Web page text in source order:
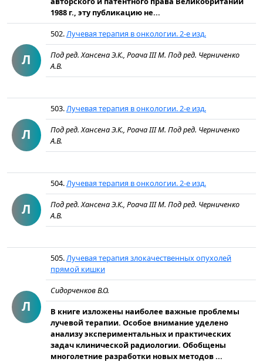
1988 г., эту публикацию не...
Л
502.Лучевая терапия в онкологии. 2-е изд.
Под ред. Хансена Э.К., Роача III М. Под ред. Черниченко
А.В.
Л
503.Лучевая терапия в онкологии. 2-е изд.
Под ред. Хансена Э.К., Роача III М. Под ред. Черниченко
А.В.
Л
504.Лучевая терапия в онкологии. 2-е изд.
Под ред. Хансена Э.К., Роача III М. Под ред. Черниченко
А.В.
Л
505.Лучевая терапия злокачественных опухолей
прямой кишки
Сидорченков В.О.
В книге изложены наиболее важные проблемы
лучевой терапии. Особое внимание уделено
анализу экспериментальных и практических
задач клинической радиологии. Обобщены
многолетние разработки новых методов ...